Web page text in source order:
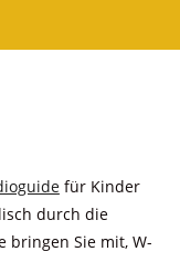
für Kinder
durch die
bringen Sie mit, W-